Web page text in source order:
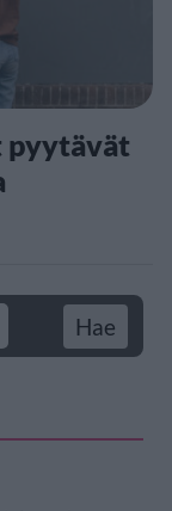
pyytävät